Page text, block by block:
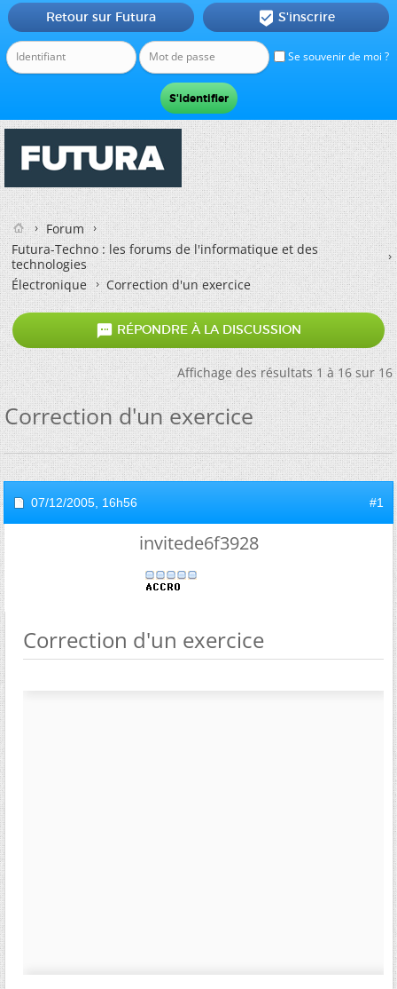
Se souvenir de moi ?
Retour sur Futura  S'inscrire
Forum
Futura-Techno : les forums de l'informatique et des
technologies
Électronique
Correction d'un exercice
 RÉPONDRE À LA DISCUSSION
Affichage des résultats 1 à 16 sur 16
Correction d'un exercice
07/12/2005, 16h56 #1
invitede6f3928
Correction d'un exercice